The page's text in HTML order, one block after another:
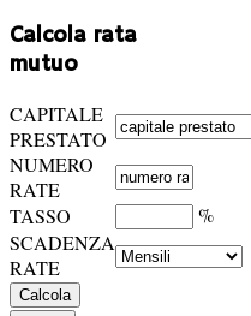
Calcola rata
mutuo
CAPITALE
PRESTATO
NUMERO
RATE
TASSO
%
SCADENZA
RATE